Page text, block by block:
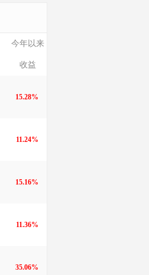
今年以来
收益
15.28%
11.24%
15.16%
11.36%
35.06%